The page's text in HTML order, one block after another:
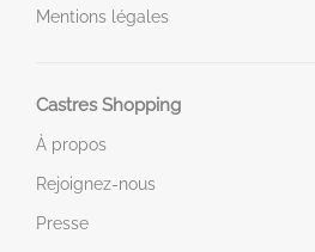
Mentions légales
Castres Shopping
À propos
Rejoignez-nous
Presse